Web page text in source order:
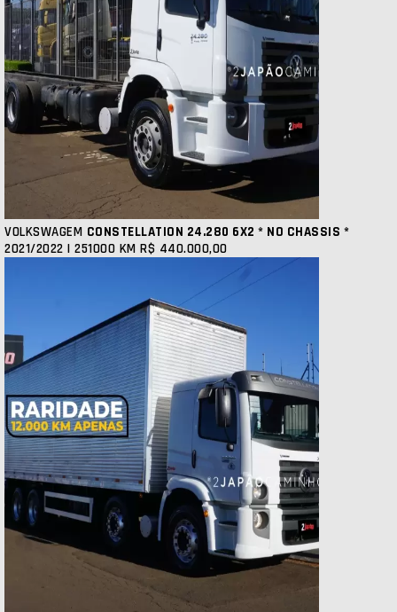
VOLKSWAGEM CONSTELLATION 24.280 6X2 * NO CHASSIS *
2021/2022 | 251000 KM R$ 440.000,00